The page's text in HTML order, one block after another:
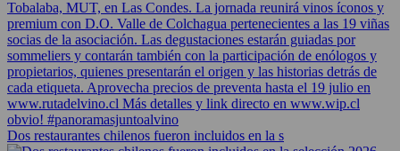
Dos restaurantes chilenos fueron incluidos en la s